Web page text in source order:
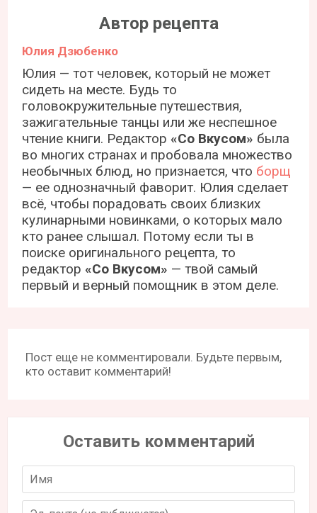
Автор рецепта
Юлия Дзюбенко
Юлия — тот человек, который не может
сидеть на месте. Будь то
головокружительные путешествия,
зажигательные танцы или же неспешное
чтение книги. Редактор«Со Вкусом» была
во многих странах и пробовала множество
необычных блюд, но признается, что борщ
— ее однозначный фаворит. Юлия сделает
всё, чтобы порадовать своих близких
кулинарными новинками, о которых мало
кто ранее слышал. Потому если ты в
поиске оригинального рецепта, то
редактор«Со Вкусом» — твой самый
первый и верный помощник в этом деле.
Пост еще не комментировали. Будьте первым,
кто оставит комментарий!
Оставить комментарий